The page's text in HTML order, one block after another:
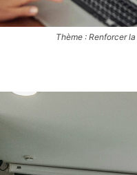
Thème : Renforcer